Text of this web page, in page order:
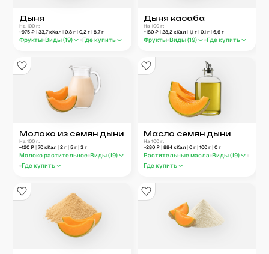
Дыня
На 100 г:
~975 ₽| 33,7кКал| 0,8 г| 0,2 г| 8,7г
Фрукты Виды (19) Где купить
Дыня касаба
На 100 г:
~180 ₽ | 28,2 кКал | 1,1 г | 0,1 г | 6,6 г
Фрукты Виды (19) Где купить
Молоко из семян дыни
На 100 г:
~120 ₽| 70 кКал| 2 г| 5 г| 3 г
Молоко растительное Виды (19)
Где купить
Масло семян дыни
На 100 г:
~280 ₽ | 884 кКал | 0 г | 100 г | 0 г
Растительные масла Виды (19)
Где купить